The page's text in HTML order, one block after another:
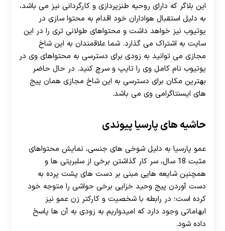
این بلاگر که دارای روحیه طنزپردازی و کارگردانی نیز می باشد،
به دلیل استقبال هواداران خود اقدام به محتوا سازی در
یوتیوب نیز خواهد داشت و محتواهای طولانی تری را در این
سایت به اشتراک می گذارد. شما علاقمندان به این شاخ
مجازی می توانید به زودی برای دسترسی به محتواهای وی در
یوتیوب نام کامل وی را تایپ و سرچ کنید. در حال حاضر
بهترین مکان برای دسترسی به این شاخ مجازی همان پیج
های ایسنتاگرامی وی می باشد.
حاشیه های پارسیا پیوندی
عمو پارسیا به دلیل شوخی های جنسی، نمایش محتواهای
مثبت 18 سال، سر کار گذاشتن برخی از سلبریتی ها و
همچنین شایعه هایی مبنی بر دست های پشت پرده به
دست آوردن پیج وحید خزایی برخی حواشی را متوجه خود
کرده است؛ در رابطه با شخصیت و کارکتر زن عمو نیز
ابهاماتی وجود دارد که امیدواریم به زودی به آن ها پاسخ
داده شود.